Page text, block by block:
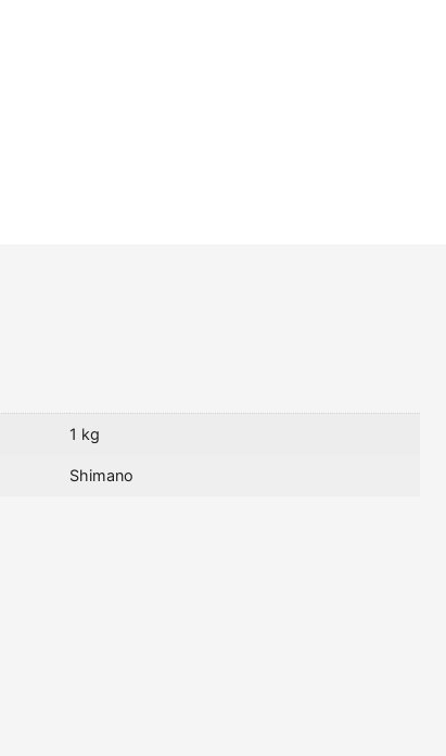
1 kg
Shimano